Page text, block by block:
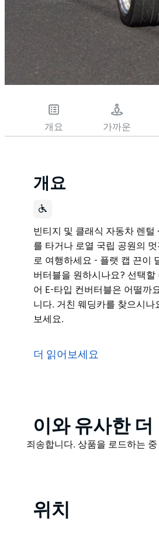
개요 가까운
개요
빈티지 및 클래식 자동차 렌
를 타거나 로열 국립 공원의
로 여행하세요 - 플랫 캡 끈이
버터블을 원하시나요? 선택
어 E-타입 컨버터블은 어떨까
니다. 거친 웨딩카를 찾으시
보세요.
를 타거나 로열 국립 공원의
스타일리시한 웨딩카를 찾으
머스탱 컨버터블이나 폰티악
더 읽어보세요
Product
List
이와 유사한 더
Product
죄송합니다. 상품을 로드하는
위치